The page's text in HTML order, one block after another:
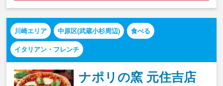
川崎エリア 中原区(武蔵小杉周辺)
食べる
イタリアン・フレンチ
ナポリの窯 元住吉店